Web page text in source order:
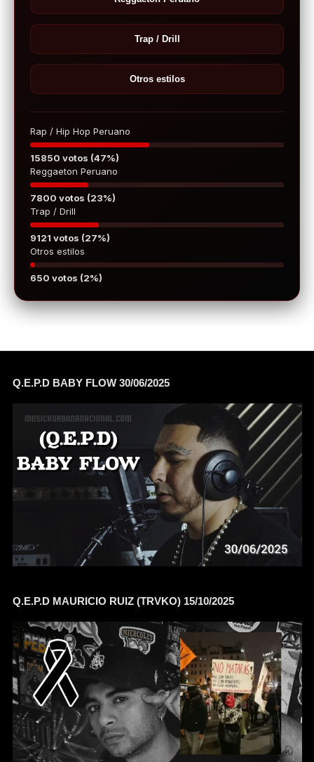
Trap / Drill
Otros estilos
Rap / Hip Hop Peruano
15850 votos (47%)
Reggaeton Peruano
7800 votos (23%)
Trap / Drill
9121 votos (27%)
Otros estilos
650 votos (2%)
Q.E.P.D BABY FLOW 30/06/2025
Q.E.P.D MAURICIO RUIZ (TRVKO) 15/10/2025